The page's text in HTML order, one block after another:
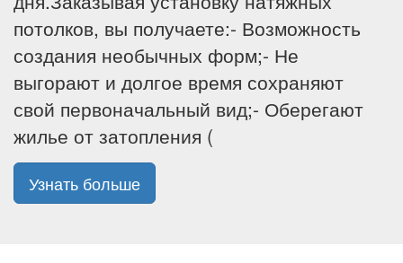
потолков, вы получаете:- Возможность
создания необычных форм;- Не
выгорают и долгое время сохраняют
свой первоначальный вид;- Оберегают
жилье от затопления (
Узнать больше